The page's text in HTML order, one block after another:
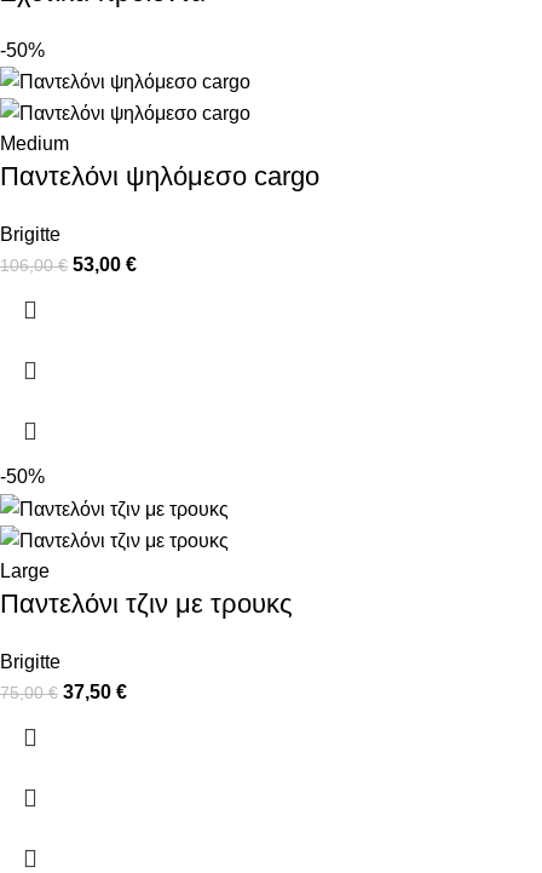
-50%
Medium
Παντελόνι ψηλόμεσο cargo
Brigitte
106,00€ 53,00 €
-50%
Large
Παντελόνι τζιν με τρουκς
Brigitte
75,00€ 37,50 €